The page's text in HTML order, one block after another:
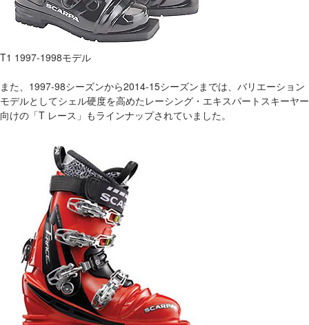
T1 1997-1998モデル
また、1997-98シーズンから2014-15シーズンまでは、バリエーション
モデルとしてシェル硬度を高めたレーシング・エキスパートスキーヤー
向けの「T レース」もラインナップされていました。